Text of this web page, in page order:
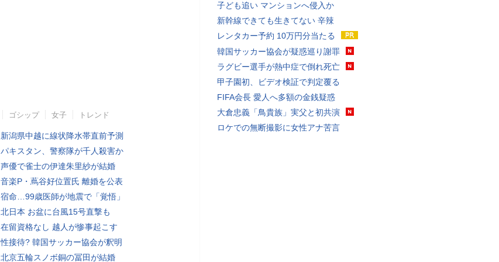
ゴシップ 女子 トレンド
新潟県中越に線状降水帯直前予測
パキスタン、警察隊が千人殺害か
声優で雀士の伊達朱里紗が結婚
音楽P・蔦谷好位置氏 離婚を公表
宿命…99歳医師が地震で「覚悟」
北日本 お盆に台風15号直撃も
在留資格なし 越人が惨事起こす
性接待? 韓国サッカー協会が釈明
北京五輪スノボ銅の冨田が結婚
子ども追い マンションへ侵入か
新幹線できても生きてない 辛辣
レンタカー予約 10万円分当たる
韓国サッカー協会が疑惑巡り謝罪
ラグビー選手が熱中症で倒れ死亡
甲子園初、ビデオ検証で判定覆る
FIFA会長 愛人へ多額の金銭疑惑
大倉忠義「鳥貴族」実父と初共演
ロケでの無断撮影に女性アナ苦言